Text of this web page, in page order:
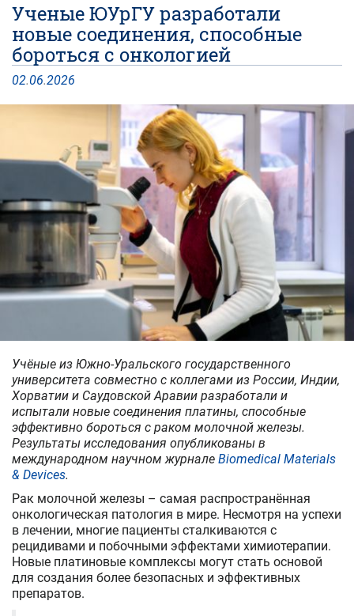
Ученые ЮУрГУ разработали
новые соединения, способные
бороться с онкологией
02.06.2026
Учёные из Южно-Уральского государственного
университета совместно с коллегами из России, Индии,
Хорватии и Саудовской Аравии разработали и
испытали новые соединения платины, способные
эффективно бороться с раком молочной железы.
Результаты исследования опубликованы в
международном научном журнале Biomedical Materials
& Devices.
Рак молочной железы – самая распространённая
онкологическая патология в мире. Несмотря на успехи
в лечении, многие пациенты сталкиваются с
рецидивами и побочными эффектами химиотерапии.
Новые платиновые комплексы могут стать основой
для создания более безопасных и эффективных
препаратов.